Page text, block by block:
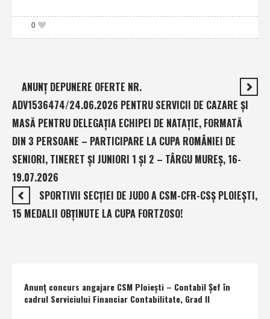
0
ANUNŢ DEPUNERE OFERTE NR.
ADV1536474/24.06.2026 PENTRU SERVICII DE CAZARE ŞI
MASĂ PENTRU DELEGAŢIA ECHIPEI DE NATAŢIE, FORMATĂ
DIN 3 PERSOANE – PARTICIPARE LA CUPA ROMÂNIEI DE
SENIORI, TINERET ŞI JUNIORI 1 ŞI 2 – TÂRGU MUREŞ, 16-
19.07.2026
SPORTIVII SECŢIEI DE JUDO A CSM-CFR-CSŞ PLOIEŞTI,
15 MEDALII OBŢINUTE LA CUPA FORTZOSO!
Anunţ concurs angajare CSM Ploieşti – Contabil Şef în
cadrul Serviciului Financiar Contabilitate, Grad II